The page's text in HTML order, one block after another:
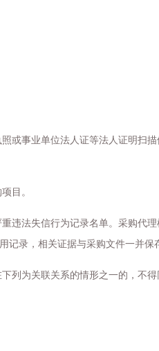
或事业单位法人证等法人证明扫
目。
违法失信行为记录名单。采购代理
记录，相关证据与采购文件一并保
列为关联关系的情形之一的，不得